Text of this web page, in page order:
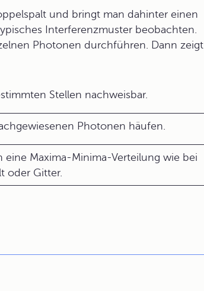
und bringt man dahinter einen
Interferenzmuster beobachten.
Photonen durchführen. Dann zeigt
Stellen nachweisbar.
Photonen häufen.
eine Maxima-Minima-Verteilung wie bei
oder Gitter.